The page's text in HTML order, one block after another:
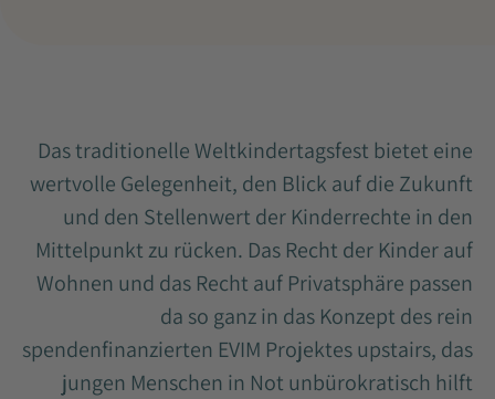
Das traditionelle Weltkindertagsfest bietet eine
wertvolle Gelegenheit, den Blick auf die Zukunft
und den Stellenwert der Kinderrechte in den
Mittelpunkt zu rücken. Das Recht der Kinder auf
Wohnen und das Recht auf Privatsphäre passen
da so ganz in das Konzept des rein
spendenfinanzierten EVIM Projektes upstairs, das
jungen Menschen in Not unbürokratisch hilft